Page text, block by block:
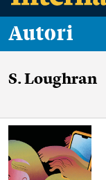
Autori
S. Loughran